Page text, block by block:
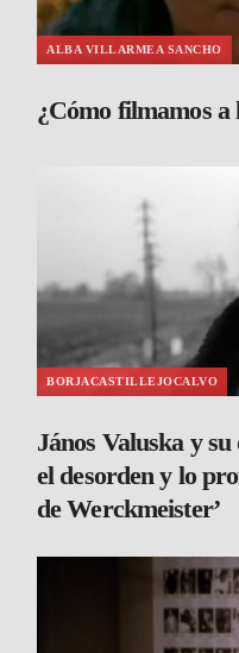
ALBA VILLARMEA SANCHO
¿Cómo filmamos a
BORJACASTILLEJOCALVO
János Valuska y su
el desorden y lo
de Werckmeister’